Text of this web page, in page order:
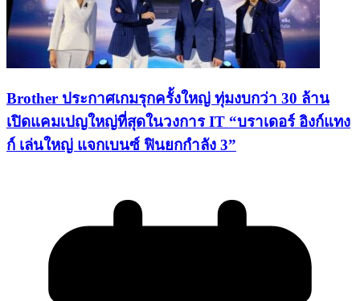
Brother ประกาศเกมรุกครั้งใหญ่ ทุ่มงบกว่า 30 ล้าน
เปิดแคมเปญใหญ่ที่สุดในวงการ IT “บราเดอร์ อิงก์แทง
ก์ เล่นใหญ่ แจกเบนซ์ ฟินยกกำลัง 3”